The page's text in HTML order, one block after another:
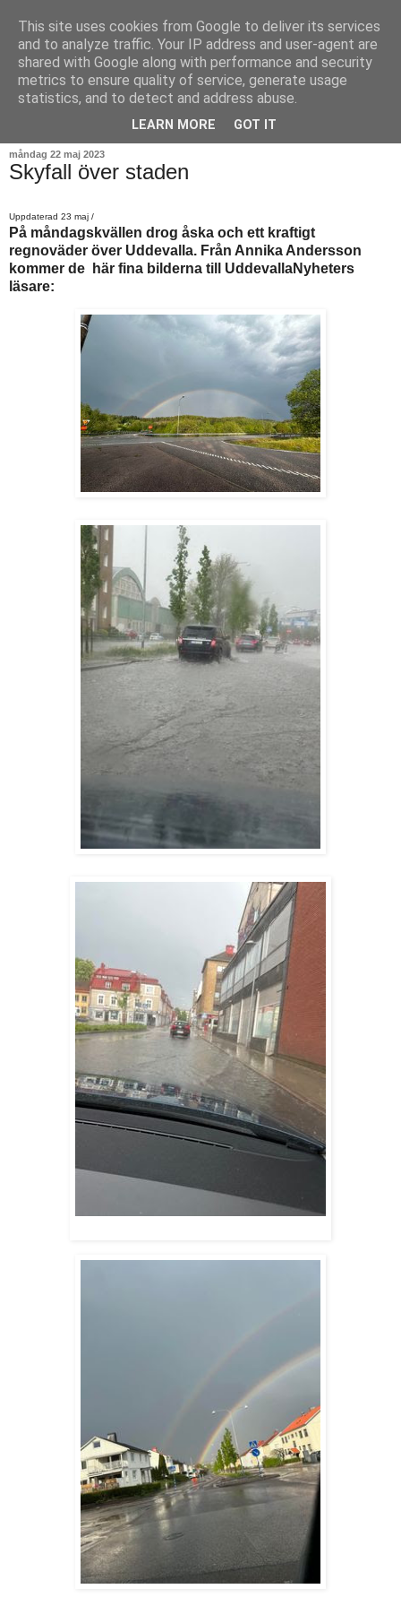
måndag 22 maj 2023
Skyfall över staden
Uppdaterad 23 maj /
På måndagskvällen drog åska och ett kraftigt
regnoväder över Uddevalla. Från Annika Andersson
kommer de här fina bilderna till UddevallaNyheters
läsare:
This site uses cookies from Google to deliver its services
and to analyze traffic. Your IP address and user-agent are
shared with Google along with performance and security
metrics to ensure quality of service, generate usage
statistics, and to detect and address abuse.
LEARN MORE GOT IT